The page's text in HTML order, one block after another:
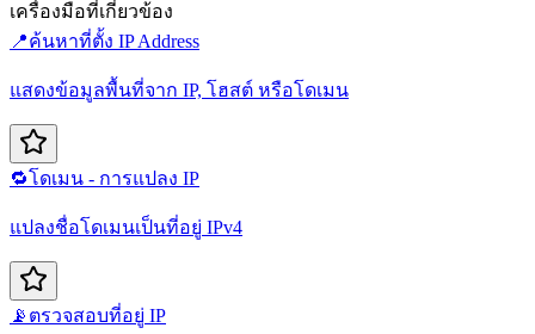
เครื่องมือที่เกี่ยวข้อง
📍ค้นหาที่ตั้ง IP Address
แสดงข้อมูลพื้นที่จาก IP, โฮสต์ หรือโดเมน
🔁โดเมน - การแปลง IP
แปลงชื่อโดเมนเป็นที่อยู่ IPv4
📡 ตรวจสอบที่อยู่ IP